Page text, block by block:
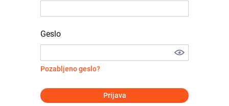
Geslo
Pozabljeno geslo?
Prijava